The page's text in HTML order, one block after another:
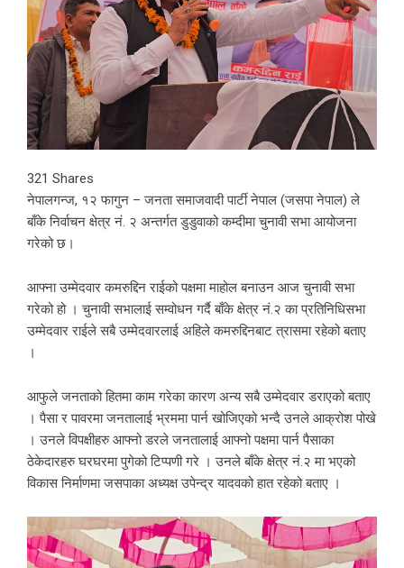
321 Shares
नेपालगन्ज, १२ फागुन – जनता समाजवादी पार्टी नेपाल (जसपा नेपाल) ले
बाँके निर्वाचन क्षेत्र नं. २ अन्तर्गत डुडुवाको कम्दीमा चुनावी सभा आयोजना
गरेको छ।
आफ्ना उम्मेदवार कमरुद्दिन राईको पक्षमा माहोल बनाउन आज चुनावी सभा
गरेको हो । चुनावी सभालाई सम्वोधन गर्दै बाँके क्षेत्र नं.२ का प्रतिनिधिसभा
उम्मेदवार राईले सबै उम्मेदवारलाई अहिले कमरुद्दिनबाट त्रासमा रहेको बताए
।
आफुले जनताको हितमा काम गरेका कारण अन्य सबै उम्मेदवार डराएको बताए
। पैसा र पावरमा जनतालाई भ्रममा पार्न खोजिएको भन्दै उनले आक्रोश पोखे
। उनले विपक्षीहरु आफ्नो डरले जनतालाई आफ्नो पक्षमा पार्न पैसाका
ठेकेदारहरु घरघरमा पुगेको टिप्पणी गरे । उनले बाँके क्षेत्र नं.२ मा भएको
विकास निर्माणमा जसपाका अध्यक्ष उपेन्द्र यादवको हात रहेको बताए ।